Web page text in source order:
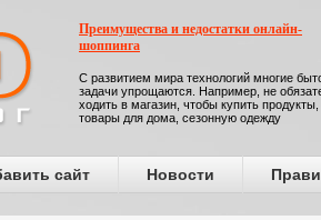
Преимущества и недостатки онлайн-
шоппинга
С развитием мира технологий многие
задачи упрощаются. Например, не
ходить в магазин, чтобы купить продукты,
товары для дома, сезонную одежду
сайт Новости